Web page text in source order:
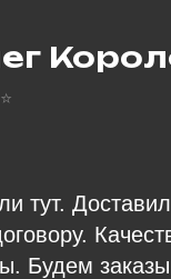
тут.
Будем